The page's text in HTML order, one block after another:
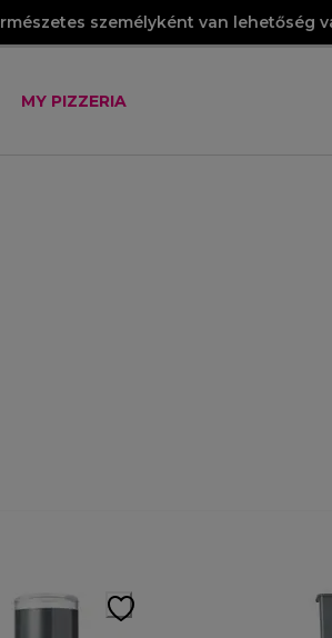
személyként van lehetőség
MY PIZZERIA